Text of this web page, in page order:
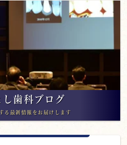
し歯科ブログ
る最新情報をお届けします